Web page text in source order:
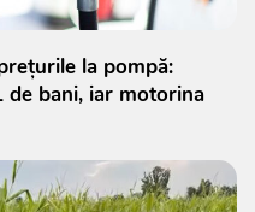
la pompă:
de bani, iar motorina